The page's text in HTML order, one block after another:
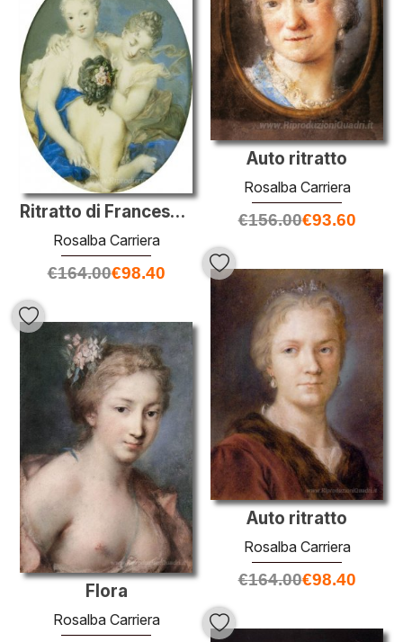
Auto ritratto
Rosalba Carriera
€156.00€93.60
Ritratto di Francesca Maria di Borbone-Francia, duchessa di Orlé
Rosalba Carriera
€164.00€98.40
Auto ritratto
Rosalba Carriera
€164.00€98.40
Flora
Rosalba Carriera